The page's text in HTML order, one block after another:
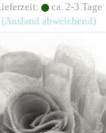
ca. 2-3 Tage
(Ausland abweichend)